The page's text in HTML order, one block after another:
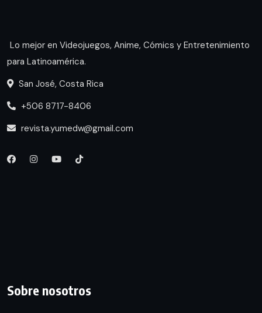
Lo mejor en Videojuegos, Anime, Cómics y Entretenimiento
para Latinoamérica.
San José, Costa Rica
+506 8717-8406
revista.yumedw@gmail.com
Sobre nosotros